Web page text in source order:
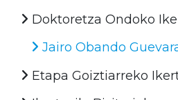
Doktoretza Ondoko
Jairo Obando
Etapa Goiztiarreko